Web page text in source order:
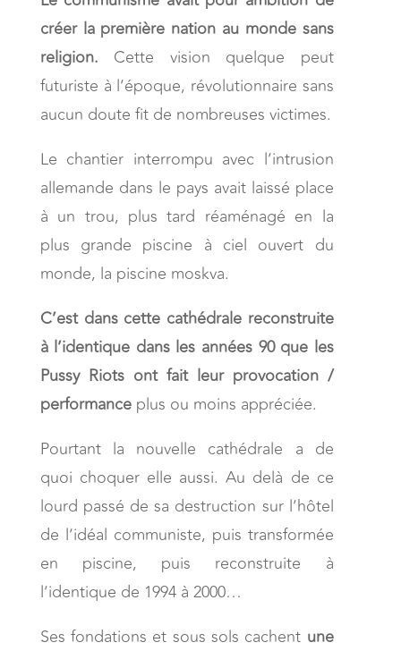
créer la première nation au monde sans
religion. Cette vision quelque peut
futuriste à l’époque, révolutionnaire sans
aucun doute fit de nombreuses victimes.
Le chantier interrompu avec l’intrusion
allemande dans le pays avait laissé place
à un trou, plus tard réaménagé en la
plus grande piscine à ciel ouvert du
monde, la piscine moskva.
C’est dans cette cathédrale reconstruite
à l’identique dans les années 90 que les
Pussy Riots ont fait leur provocation /
performanceplus ou moins appréciée.
Pourtant la nouvelle cathédrale a de
quoi choquer elle aussi. Au delà de ce
lourd passé de sa destruction sur l’hôtel
de l’idéal communiste, puis transformée
en piscine, puis reconstruite à
l’identique de 1994 à 2000…
Ses fondations et sous sols cachent une